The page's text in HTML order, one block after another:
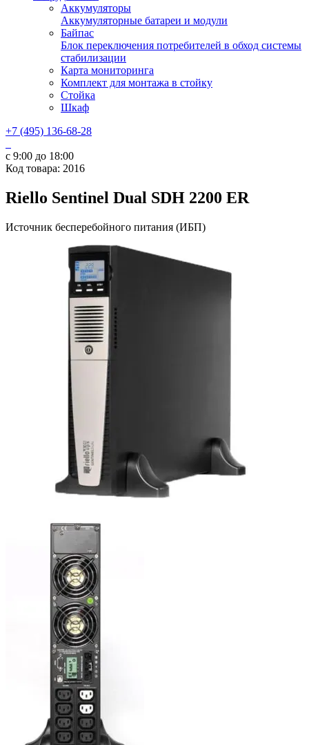
Аккумуляторы
Аккумуляторные батареи и модули
Байпас
Блок переключения потребителей в обход системы
стабилизации
Карта мониторинга
Комплект для монтажа в стойку
Стойка
Шкаф
+7 (495) 136-68-28
с 9:00 до 18:00
Код товара: 2016
Riello Sentinel Dual SDH 2200 ER
Источник бесперебойного питания (ИБП)